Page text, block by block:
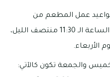
عمل المطعم من
الساعة الـ 8:00 صباحًا وحتى الساعة الـ 11:30 منتصف الليل،
الأربعاء.
والجمعة تكون كالآتي: